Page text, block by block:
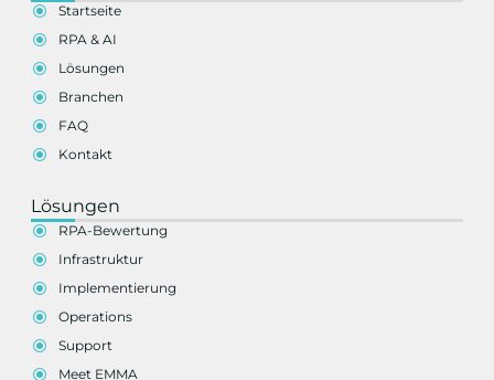
Startseite
RPA & AI
Lösungen
Branchen
FAQ
Kontakt
Lösungen
RPA-Bewertung
Infrastruktur
Implementierung
Operations
Support
Meet EMMA